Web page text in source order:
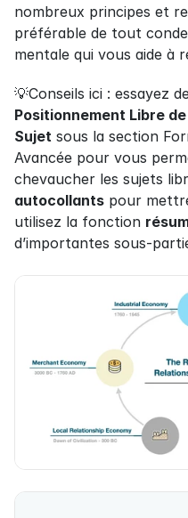
nombreux principes et
préférable de tout
mentale qui vous aide à
Positionnement Libre
Sujet sous la section
Avancée pour vous
autocollants pour
utilisez la fonction
d’importantes sous-